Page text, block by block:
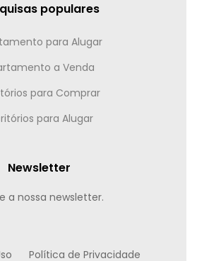
populares
para Alugar
a Venda
para Comprar
para Alugar
Newsletter
a nossa newsletter.
Política de Privacidade